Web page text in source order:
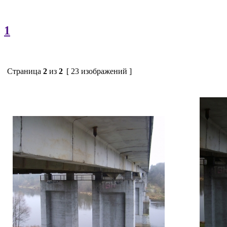
1
Страница 2 из 2 [ 23 изображений ]